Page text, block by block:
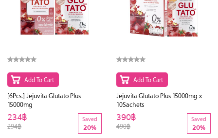
Add To Cart
[6Pcs.] Jejuvita Glutato Plus
15000mg
294฿
234฿ Saved
20%
Add To Cart
Jejuvita Glutato Plus 15000mg x
10Sachets
490฿
390฿ Saved
20%